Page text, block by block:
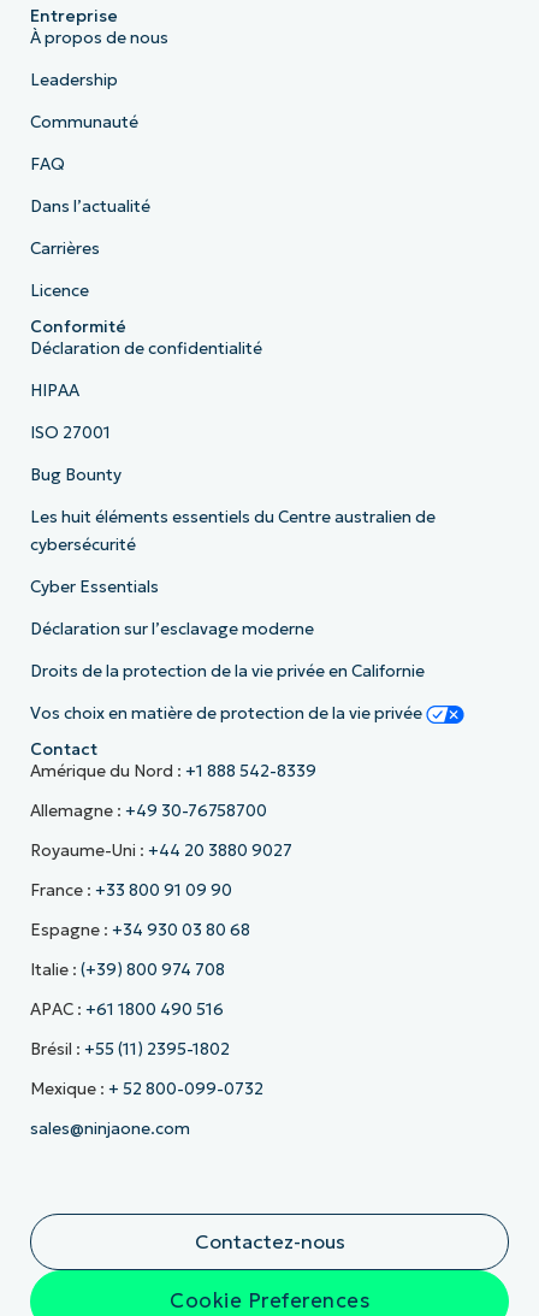
Entreprise
À propos de nous
Leadership
Communauté
FAQ
Dans l’actualité
Carrières
Licence
Conformité
Déclaration de confidentialité
HIPAA
ISO 27001
Bug Bounty
Les huit éléments essentiels du Centre australien de
cybersécurité
Cyber Essentials
Déclaration sur l’esclavage moderne
Droits de la protection de la vie privée en Californie
Vos choix en matière de protection de la vie privée
Contact
Amérique du Nord : +1 888 542-8339
Allemagne : +49 30-76758700
Royaume-Uni : +44 20 3880 9027
France : +33 800 91 09 90
Espagne : +34 930 03 80 68
Italie : (+39) 800 974 708
APAC : +61 1800 490 516
Brésil : +55 (11) 2395-1802
Mexique : + 52 800-099-0732
sales@ninjaone.com
Contactez-nous
Cookie Preferences